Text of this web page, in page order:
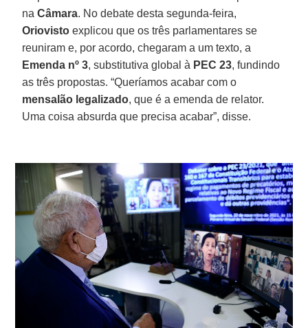
naCâmara. No debate desta segunda-feira,
Oriovisto explicou que os três parlamentares se
reuniram e, por acordo, chegaram a um texto, a
Emenda nº 3, substitutiva global à PEC 23, fundindo
as três propostas. “Queríamos acabar com o
mensalão legalizado, que é a emenda de relator.
Uma coisa absurda que precisa acabar”, disse.